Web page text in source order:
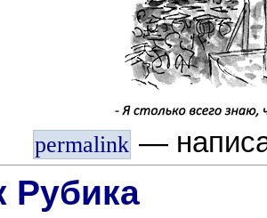
permalink —
Рубика